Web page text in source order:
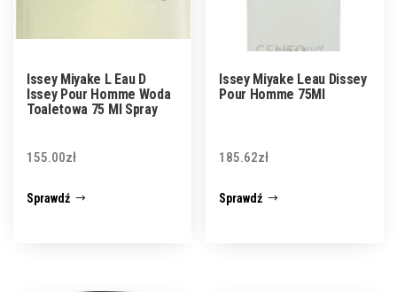
Issey Miyake L Eau D
Issey Pour Homme Woda
Toaletowa 75 Ml Spray
155.00zł
Sprawdź
Issey Miyake Leau Dissey
Pour Homme 75Ml
185.62zł
Sprawdź